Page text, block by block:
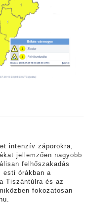
intenzív záporokra,
jellemzően nagyobb
felhőszakadás
esti órákban a
Tiszántúlra és az
fokozatosan